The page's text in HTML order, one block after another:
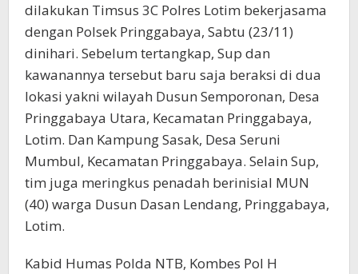
dilakukan Timsus 3C Polres Lotim bekerjasama
dengan Polsek Pringgabaya, Sabtu (23/11)
dinihari. Sebelum tertangkap, Sup dan
kawanannya tersebut baru saja beraksi di dua
lokasi yakni wilayah Dusun Semporonan, Desa
Pringgabaya Utara, Kecamatan Pringgabaya,
Lotim. Dan Kampung Sasak, Desa Seruni
Mumbul, Kecamatan Pringgabaya. Selain Sup,
tim juga meringkus penadah berinisial MUN
(40) warga Dusun Dasan Lendang, Pringgabaya,
Lotim.
Kabid Humas Polda NTB, Kombes Pol H